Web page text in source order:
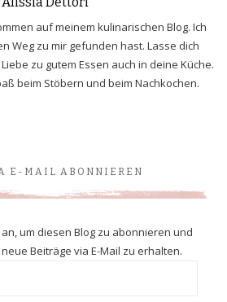
auf meinem kulinarischen Blog. Ich
Weg zu mir gefunden hast. Lasse dich
zu gutem Essen auch in deine Küche.
beim Stöbern und beim Nachkochen.
E-MAIL ABONNIEREN
um diesen Blog zu abonnieren und
Beiträge via E-Mail zu erhalten.